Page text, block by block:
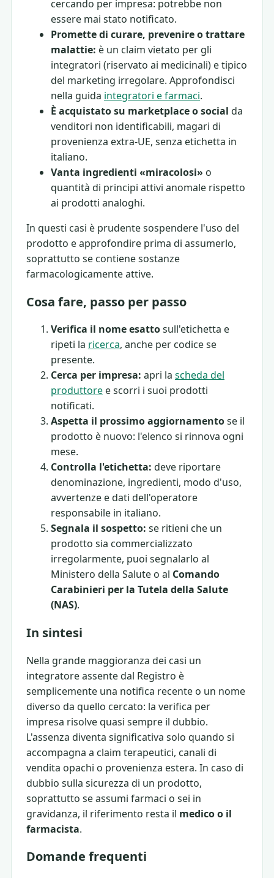
cercando per impresa: potrebbe non
essere mai stato notificato.
Promette di curare, prevenire o trattare
malattie: è un claim vietato per gli
integratori (riservato ai medicinali) e tipico
del marketing irregolare. Approfondisci
nella guida integratori e farmaci.
È acquistato su marketplace o social da
venditori non identificabili, magari di
provenienza extra-UE, senza etichetta in
italiano.
Vanta ingredienti «miracolosi» o
quantità di principi attivi anomale rispetto
ai prodotti analoghi.
In questi casi è prudente sospendere l'uso del
prodotto e approfondire prima di assumerlo,
soprattutto se contiene sostanze
farmacologicamente attive.
Cosa fare, passo per passo
Verifica il nome esattosull'etichetta e
ripeti la ricerca, anche per codice se
presente.
Cerca per impresa: apri la scheda del
produttore e scorri i suoi prodotti
notificati.
Aspetta il prossimo aggiornamentose il
prodotto è nuovo: l'elenco si rinnova ogni
mese.
Controlla l'etichetta: deve riportare
denominazione, ingredienti, modo d'uso,
avvertenze e dati dell'operatore
responsabile in italiano.
Segnala il sospetto: se ritieni che un
prodotto sia commercializzato
irregolarmente, puoi segnalarlo al
Ministero della Salute o al Comando
Carabinieri per la Tutela della Salute
(NAS).
In sintesi
Nella grande maggioranza dei casi un
integratore assente dal Registro è
semplicemente una notifica recente o un nome
diverso da quello cercato: la verifica per
impresa risolve quasi sempre il dubbio.
L'assenza diventa significativa solo quando si
accompagna a claim terapeutici, canali di
vendita opachi o provenienza estera. In caso di
dubbio sulla sicurezza di un prodotto,
soprattutto se assumi farmaci o sei in
gravidanza, il riferimento resta il medico o il
farmacista.
Domande frequenti